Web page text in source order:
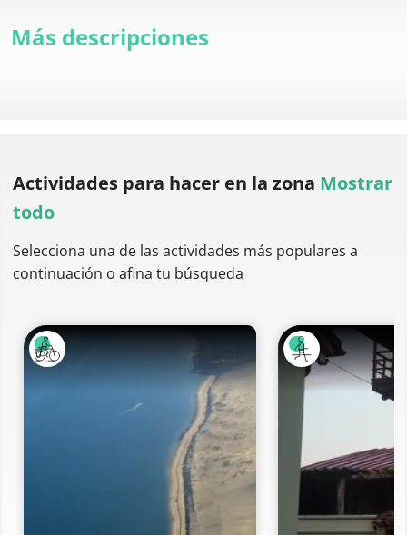
Más descripciones
Actividades para hacer en la zona Mostrar
todo
Selecciona una de las actividades más populares a
continuación o afina tu búsqueda